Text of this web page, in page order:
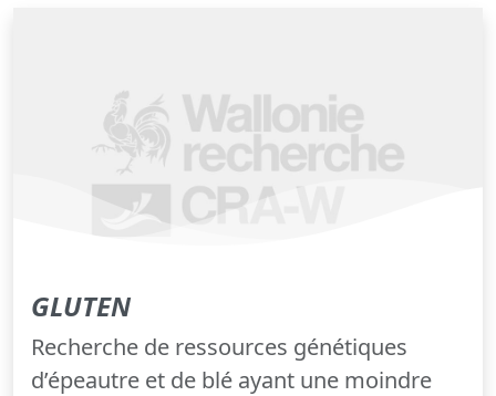
GLUTEN
Recherche de ressources génétiques
d’épeautre et de blé ayant une moindre